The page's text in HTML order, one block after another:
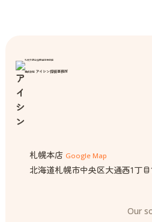
札幌弁護士協同組合特約店
株式会社 アイシン探偵事務所
札幌本店 Google Map
北海道札幌市中央区大通西1丁
Our